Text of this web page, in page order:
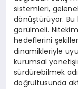
sistemleri,
dönüştürüyor.
görülmeli.
hedeflerini
dinamikleriyle
kurumsal
sürdürebilmek
doğrultusunda